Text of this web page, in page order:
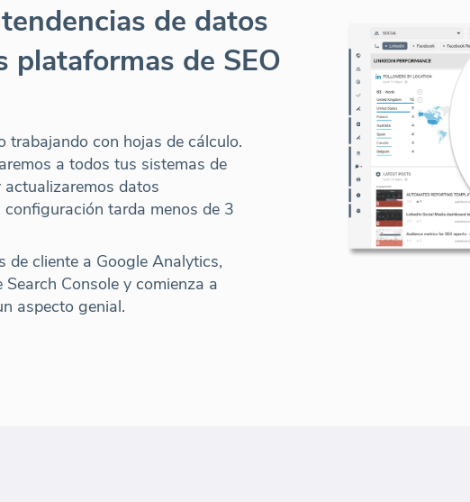
de datos
plataformas de SEO
trabajando con hojas de cálculo.
a todos tus sistemas de
actualizaremos datos
configuración tarda menos de 3
de cliente a Google Analytics,
Search Console y comienza a
aspecto genial.